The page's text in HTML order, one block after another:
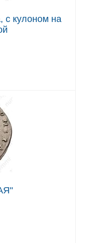
с кулоном на